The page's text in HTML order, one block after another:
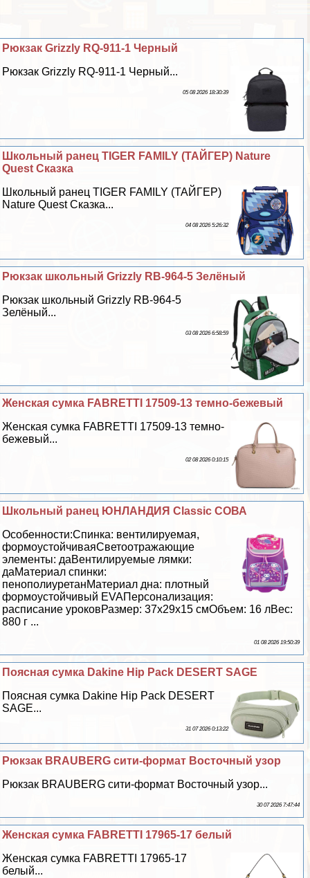
Рюкзак Grizzly RQ-911-1 Черный
Рюкзак Grizzly RQ-911-1 Черный...
05 08 2026 18:30:39
Школьный ранец TIGER FAMILY (ТАЙГЕР) Nature
Quest Сказка
Школьный ранец TIGER FAMILY (ТАЙГЕР)
Nature Quest Сказка...
04 08 2026 5:26:32
Рюкзак школьный Grizzly RB-964-5 Зелёный
Рюкзак школьный Grizzly RB-964-5
Зелёный...
03 08 2026 6:58:59
Женская сумка FABRETTI 17509-13 темно-бежевый
Женская сумка FABRETTI 17509-13 темно-
бежевый...
02 08 2026 0:10:15
Школьный ранец ЮНЛАНДИЯ Classic СОВА
Особенности:Спинка: вентилируемая,
формоустойчиваяСветоотражающие
элементы: даВентилируемые лямки:
даМатериал спинки:
пенополиуретанМатериал дна: плотный
формоустойчивый EVAПерсонализация:
расписание уроковРазмер: 37х29х15 смОбъем: 16 лВес:
880 г ...
01 08 2026 19:50:39
Поясная сумка Dakine Hip Pack DESERT SAGE
Поясная сумка Dakine Hip Pack DESERT
SAGE...
31 07 2026 0:13:22
Рюкзак BRAUBERG сити-формат Восточный узор
Рюкзак BRAUBERG сити-формат Восточный узор...
30 07 2026 7:47:44
Женская сумка FABRETTI 17965-17 белый
Женская сумка FABRETTI 17965-17
белый...